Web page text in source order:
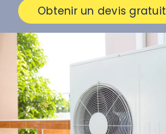
Obtenir un devis gratuit